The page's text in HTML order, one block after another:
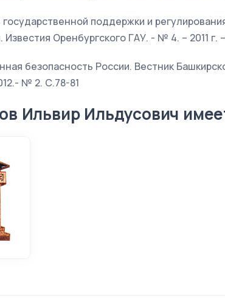
поддержки и
Известия Оренбургского ГАУ. - № 4. – 2011 г.
безопасность России. Вестник
№ 2. С.78-81
Ильвир Ильдусович